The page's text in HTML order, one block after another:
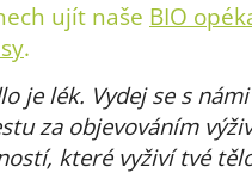
ujít naše BIO
.
je lék. Vydej se s
za objevováním
které vyživí tvé